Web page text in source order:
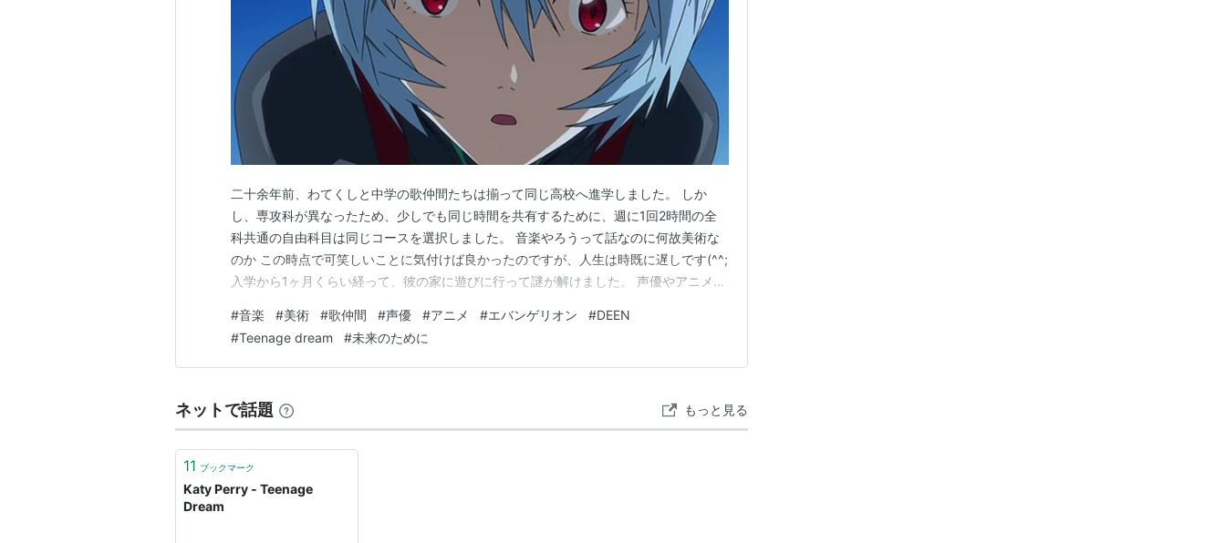
二十余年前、わてくしと中学の歌仲間たちは揃って同じ高校へ進学しました。 しか
し、専攻科が異なったため、少しでも同じ時間を共有するために、週に1回2時間の全
科共通の自由科目は同じコースを選択しました。 音楽やろうって話なのに何故美術な
のか この時点で可笑しいことに気付けば良かったのですが、人生は時既に遅しです(^^;
入学から1ヶ月くらい経って、彼の家に遊びに行って謎が解けました。 声優やアニメの
ものと思われます。 二次的に合わされたわてくしは成れの果て 中学時代にDEENの
「Teenage dream」を歌い合いな…
#音楽 #美術 #歌仲間 #声優 #アニメ #エバンゲリオン #DEEN
#Teenage dream #未来のために
ネットで話題 もっと見る
11 ブックマーク
Katy Perry - Teenage
Dream